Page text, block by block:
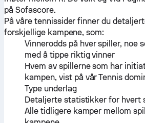
på Sofascore.
På våre tennissider finner du
forskjellige kampene, som:
Vinnerodds på hver spiller, noe
med å tippe riktig vinner
Hvem av spillerne som har
kampen, vist på vår Tennis
Type underlag
Detaljerte statistikker for hvert
Alle tidligere kamper mellom